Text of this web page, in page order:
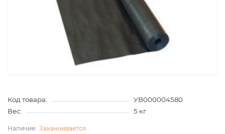
Код товара:
УВ000004580
Вес:
5 кг
Заканчивается